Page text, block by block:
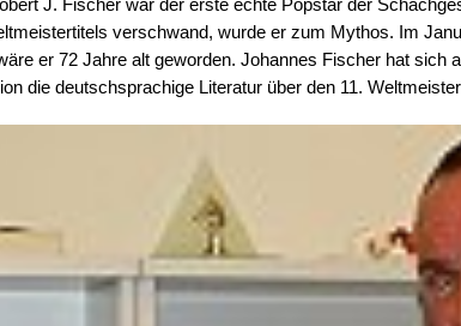
verschwand, wurde er zum Mythos. Im
er 72 Jahre alt geworden. Johannes Fischer hat sich
die deutschsprachige Literatur über den 11.